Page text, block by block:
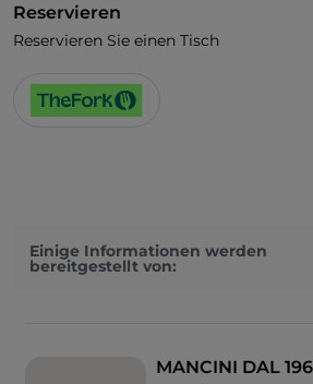
Reservieren
Reservieren Sie einen Tisch
Einige Informationen werden
bereitgestellt von:
MANCINI DAL